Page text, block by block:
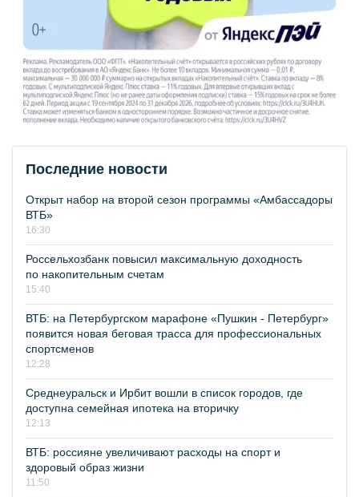
Последние новости
Открыт набор на второй сезон программы «Амбассадоры
ВТБ»
16:30
Россельхозбанк повысил максимальную доходность
по накопительным счетам
15:40
ВТБ: на Петербургском марафоне «Пушкин - Петербург»
появится новая беговая трасса для профессиональных
спортсменов
12:28
Среднеуральск и Ирбит вошли в список городов, где
доступна семейная ипотека на вторичку
12:13
ВТБ: россияне увеличивают расходы на спорт и
здоровый образ жизни
11:50